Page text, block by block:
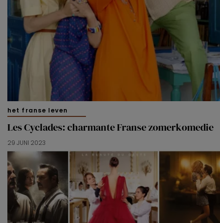
gebruikerservaring te bieden. Ook plaatsen wij cookies
van derde partijen om gepersonaliseerde advertenties te
tonen en/of de inhoud van de advertenties op je
voorkeuren af te stemmen. Je kunt je voorkeuren
beheren via ‘Zelf instellen’. Klik je op ‘Accepteren en
doorgaan’ dan ga je akkoord met het gebruik van alle
cookies zoals omschreven in onze
Cookieverklaring
het franse leven
Les Cyclades: charmante Franse zomerkomedie
29 JUNI 2023